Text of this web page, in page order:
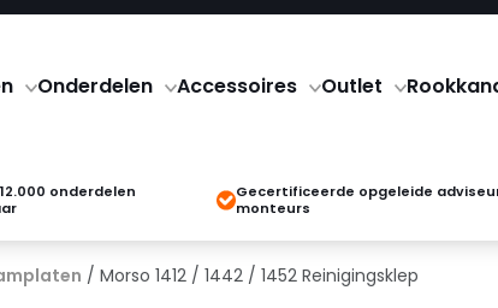
Onderdelen Accessoires Outlet
onderdelen
Gecertificeerde opgeleide
monteurs
/ Morso 1412 / 1442 / 1452 Reinigingsklep